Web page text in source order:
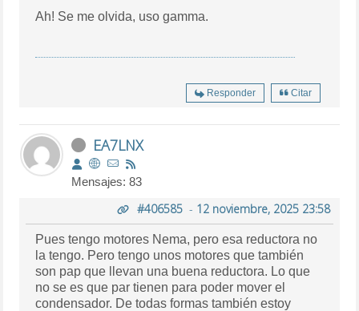
Ah! Se me olvida, uso gamma.
Responder Citar
EA7LNX
Mensajes: 83
#406585- 12 noviembre, 2025 23:58
Pues tengo motores Nema, pero esa reductora no
la tengo. Pero tengo unos motores que también
son pap que llevan una buena reductora. Lo que
no se es que par tienen para poder mover el
condensador. De todas formas también estoy